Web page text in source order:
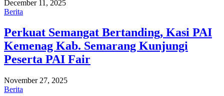
December 11, 2025
Berita
Perkuat Semangat Bertanding, Kasi PAI
Kemenag Kab. Semarang Kunjungi
Peserta PAI Fair
November 27, 2025
Berita